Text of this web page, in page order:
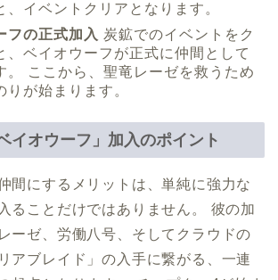
、イベントクリアとなります。
フの正式加入 炭鉱でのイベントをク
、ベイオウーフが正式に仲間として
。 ここから、聖竜レーゼを救うため
りが始まります。
イオウーフ」加入のポイント
間にするメリットは、単純に強力な
ることだけではありません。 彼の加
ーゼ、労働八号、そしてクラウドの
アブレイド」の入手に繋がる、一連